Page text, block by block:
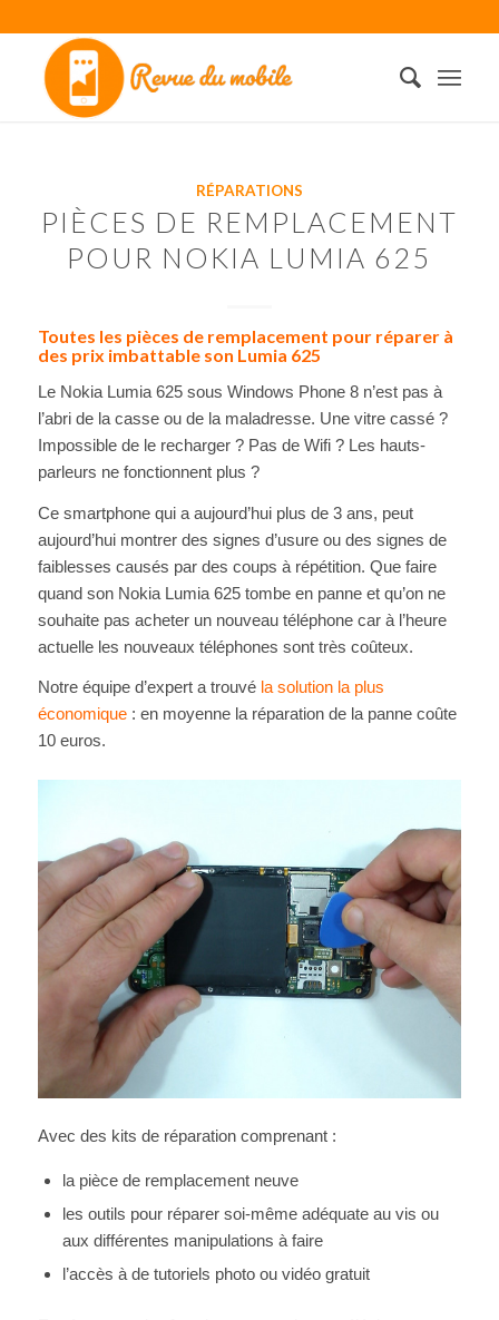
RÉPARATIONS
PIÈCES DE REMPLACEMENT
POUR NOKIA LUMIA 625
Toutes les pièces de remplacement pour réparer à
des prix imbattable son Lumia 625
Le Nokia Lumia 625 sous Windows Phone 8 n’est pas à
l’abri de la casse ou de la maladresse. Une vitre cassé ?
Impossible de le recharger ? Pas de Wifi ? Les hauts-
parleurs ne fonctionnent plus ?
Ce smartphone qui a aujourd’hui plus de 3 ans, peut
aujourd’hui montrer des signes d’usure ou des signes de
faiblesses causés par des coups à répétition. Que faire
quand son Nokia Lumia 625 tombe en panne et qu’on ne
souhaite pas acheter un nouveau téléphone car à l’heure
actuelle les nouveaux téléphones sont très coûteux.
Notre équipe d’expert a trouvé la solution la plus
économique : en moyenne la réparation de la panne coûte
10 euros.
Avec des kits de réparation comprenant :
la pièce de remplacement neuve
les outils pour réparer soi-même adéquate au vis ou
aux différentes manipulations à faire
l’accès à de tutoriels photo ou vidéo gratuit